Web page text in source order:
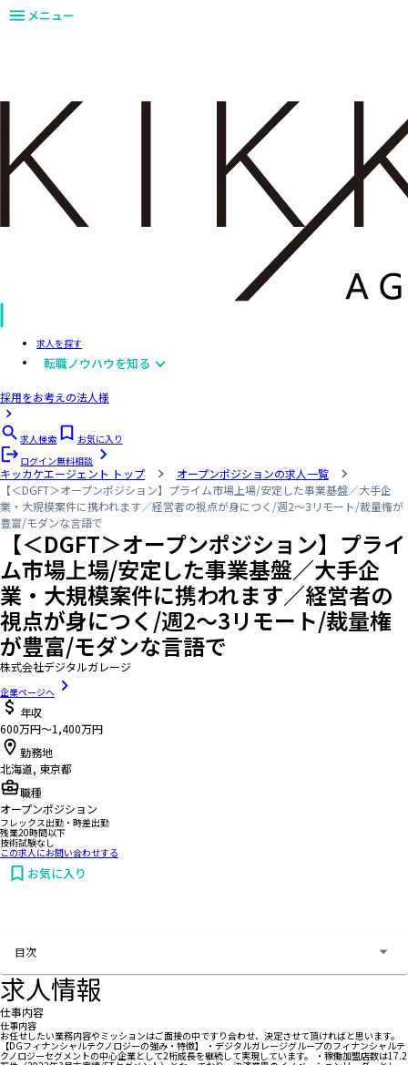
メニュー
求人を探す
転職ノウハウを知る
採用をお考えの法人様
求人検索
お気に入り
ログイン無料相談
キッカケエージェント トップ
オープンポジションの求人一覧
【＜DGFT＞オープンポジション】プライム市場上場/安定した事業基盤／大手企
業・大規模案件に携われます／経営者の視点が身につく/週2～3リモート/裁量権が
豊富/モダンな言語で
【＜DGFT＞オープンポジション】プライ
ム市場上場/安定した事業基盤／大手企
業・大規模案件に携われます／経営者の
視点が身につく/週2～3リモート/裁量権
が豊富/モダンな言語で
株式会社デジタルガレージ
企業ページへ
年収
600万円〜1,400万円
勤務地
北海道, 東京都
職種
オープンポジション
フレックス出勤・時差出勤
残業20時間以下
技術試験なし
この求人にお問い合わせする
お気に入り
目次
求人情報
仕事内容
仕事内容
お任せしたい業務内容やミッションはご面接の中ですり合わせ、決定させて頂ければと思います。
【DGフィナンシャルテクノロジーの強み・特徴】 ・デジタルガレージグループのフィナンシャルテ
クノロジーセグメントの中心企業として2桁成長を継続して実現しています。 ・稼働加盟店数は17.2